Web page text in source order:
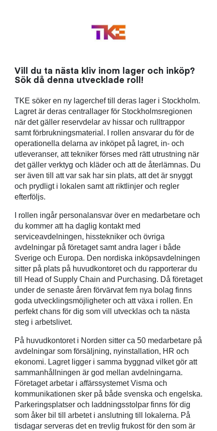
Vill du ta nästa kliv inom lager och inköp?
Sök då denna utvecklade roll!
TKE söker en ny lagerchef till deras lager i Stockholm.
Lagret är deras centrallager för Stockholmsregionen
när det gäller reservdelar av hissar och rulltrappor
samt förbrukningsmaterial. I rollen ansvarar du för de
operationella delarna av inköpet på lagret, in- och
utleveranser, att tekniker förses med rätt utrustning när
det gäller verktyg och kläder och att de återlämnas. Du
ser även till att var sak har sin plats, att det är snyggt
och prydligt i lokalen samt att riktlinjer och regler
efterföljs.
I rollen ingår personalansvar över en medarbetare och
du kommer att ha daglig kontakt med
serviceavdelningen, hisstekniker och övriga
avdelningar på företaget samt andra lager i både
Sverige och Europa. Den nordiska inköpsavdelningen
sitter på plats på huvudkontoret och du rapporterar du
till Head of Supply Chain and Purchasing. Då företaget
under de senaste åren förvärvat fem nya bolag finns
goda utvecklingsmöjligheter och att växa i rollen. En
perfekt chans för dig som vill utvecklas och ta nästa
steg i arbetslivet.
På huvudkontoret i Norden sitter ca 50 medarbetare på
avdelningar som försäljning, nyinstallation, HR och
ekonomi. Lagret ligger i samma byggnad vilket gör att
sammanhållningen är god mellan avdelningarna.
Företaget arbetar i affärssystemet Visma och
kommunikationen sker på både svenska och engelska.
Parkeringsplatser och laddningsstolpar finns för dig
som åker bil till arbetet i anslutning till lokalerna. På
tisdagar serveras det en trevlig frukost för den som är